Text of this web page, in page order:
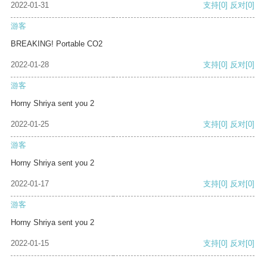
2022-01-31 支持[0] 反对[0]
游客
BREAKING! Portable CO2
2022-01-28 支持[0] 反对[0]
游客
Horny Shriya sent you 2
2022-01-25 支持[0] 反对[0]
游客
Horny Shriya sent you 2
2022-01-17 支持[0] 反对[0]
游客
Horny Shriya sent you 2
2022-01-15 支持[0] 反对[0]